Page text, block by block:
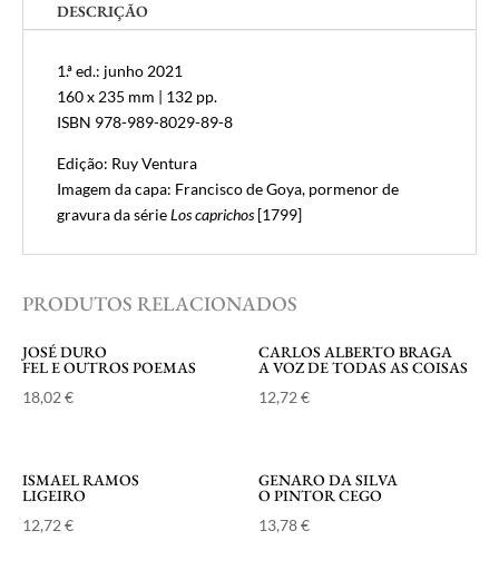
DESCRIÇÃO
1.ª ed.: junho 2021
160 x 235 mm | 132 pp.
ISBN 978-989-8029-89-8
Edição: Ruy Ventura
Imagem da capa: Francisco de Goya, pormenor de
gravura da sérieLos caprichos[1799]
PRODUTOS RELACIONADOS
JOSÉ DURO
FEL E OUTROS POEMAS
18,02 €
CARLOS ALBERTO BRAGA
A VOZ DE TODAS AS COISAS
12,72€
ISMAEL RAMOS
LIGEIRO
12,72 €
GENARO DA SILVA
O PINTOR CEGO
13,78€